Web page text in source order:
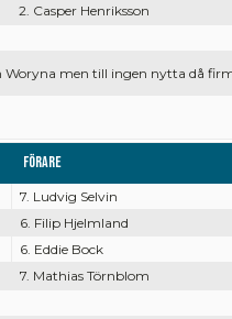
2. Casper Henriksson
Woryna men till ingen nytta då
Förare
7. Ludvig Selvin
6. Filip Hjelmland
6. Eddie Bock
7. Mathias Törnblom